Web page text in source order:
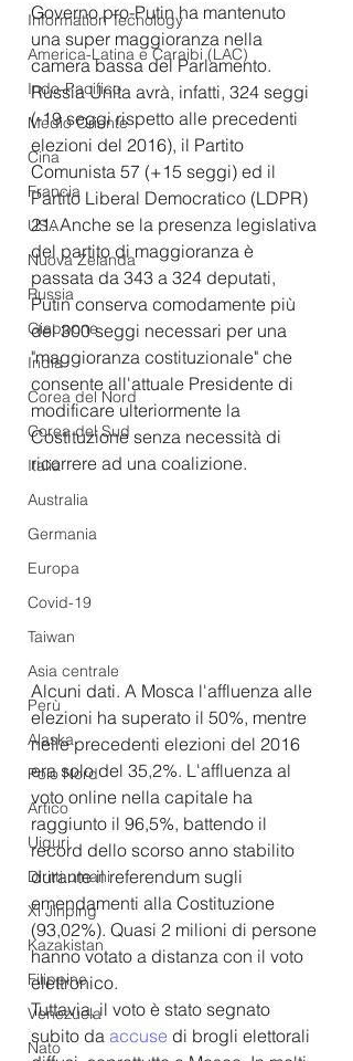
Information Tecnology
America-Latina e Caraibi (LAC)
Indo-Pacifico
Medio Oriente
Cina
Francia
USA
Nuova Zelanda
Russia
Giappone
India
Corea del Nord
Corea del Sud
Italia
Australia
Germania
Europa
Covid-19
Taiwan
Asia centrale
Perù
Alaska
Polo Nord
Artico
Uiguri
Diritti umani
Xi Jinping
Kazakistan
Filippine
Venezuela
Nato
Governo pro-Putin ha mantenuto
una super maggioranza nella
camera bassa del Parlamento.
Russia Unita avrà, infatti, 324 seggi
(-19 seggi rispetto alle precedenti
elezioni del 2016), il Partito
Comunista 57 (+15 seggi) ed il
Partito Liberal Democratico (LDPR)
21. Anche se la presenza legislativa
del partito di maggioranza è
passata da 343 a 324 deputati,
Putin conserva comodamente più
dei 300 seggi necessari per una
"maggioranza costituzionale" che
consente all'attuale Presidente di
modificare ulteriormente la
Costituzione senza necessità di
ricorrere ad una coalizione.
Alcuni dati. A Mosca l'affluenza alle
elezioni ha superato il 50%, mentre
nelle precedenti elezioni del 2016
era solo del 35,2%. L'affluenza al
voto online nella capitale ha
raggiunto il 96,5%, battendo il
record dello scorso anno stabilito
durante il referendum sugli
emendamenti alla Costituzione
(93,02%). Quasi 2 milioni di persone
hanno votato a distanza con il voto
elettronico.
Tuttavia, il voto è stato segnato
subito da accuse di brogli elettorali